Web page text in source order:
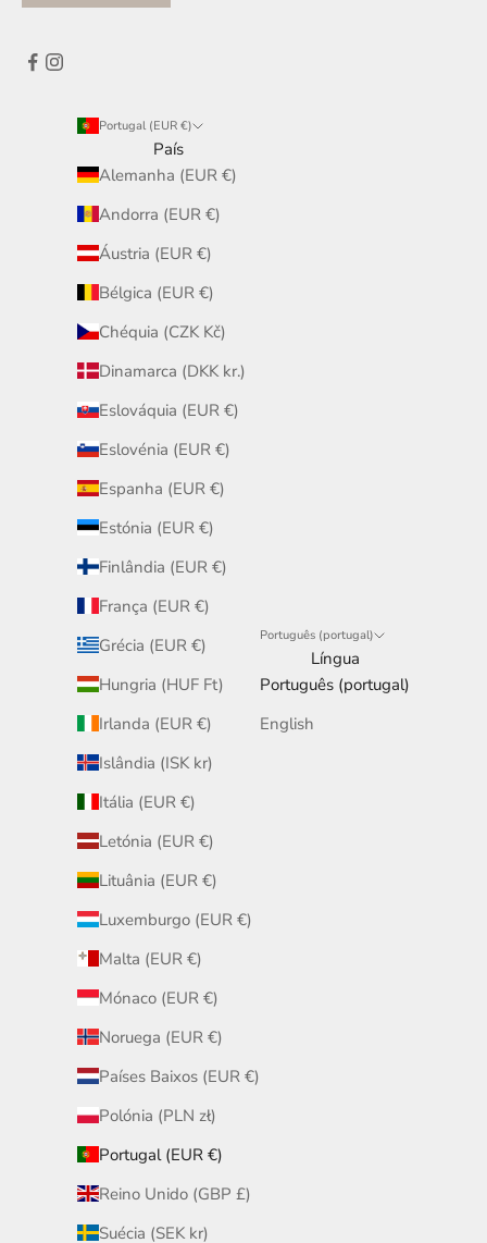
Portugal (EUR €)
País
Alemanha (EUR €)
Andorra (EUR €)
Áustria (EUR €)
Bélgica (EUR €)
Chéquia (CZK Kč)
Dinamarca (DKK kr.)
Eslováquia (EUR €)
Eslovénia (EUR €)
Espanha (EUR €)
Estónia (EUR €)
Finlândia (EUR €)
França (EUR €)
Grécia (EUR €)
Hungria (HUF Ft)
Irlanda (EUR €)
Islândia (ISK kr)
Itália (EUR €)
Letónia (EUR €)
Lituânia (EUR €)
Luxemburgo (EUR €)
Malta (EUR €)
Mónaco (EUR €)
Noruega (EUR €)
Países Baixos (EUR €)
Polónia (PLN zł)
Portugal (EUR €)
Reino Unido (GBP £)
Suécia (SEK kr)
Português (portugal)
Língua
Português (portugal)
English